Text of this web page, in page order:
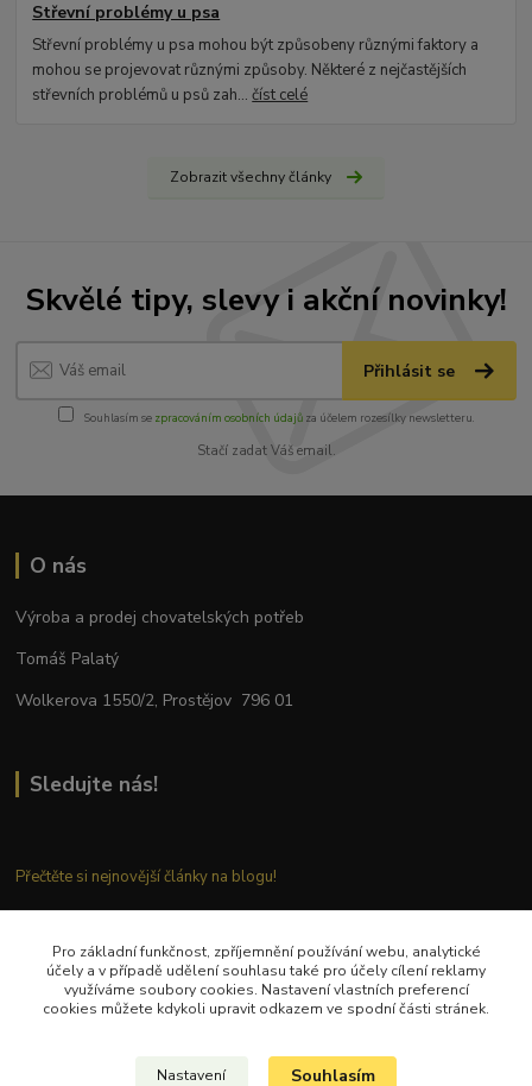
Střevní problémy u psa
Střevní problémy u psa mohou být způsobeny různými faktory a
mohou se projevovat různými způsoby. Některé z nejčastějších
střevních problémů u psů zah...číst celé
Zobrazit všechny články
Skvělé tipy, slevy i akční novinky!
Přihlásit se
Souhlasím se zpracováním osobních údajůza účelem rozesílky newsletteru.
Stačí zadat Váš email.
O nás
Výroba a prodej chovatelských potřeb
Tomáš Palatý
Wolkerova 1550/2, Prostějov 796 01
Sledujte nás!
Přečtěte si nejnovější články na blogu!
Kontaktujte nás
Tel.: + 420 777 282 683
Pro základní funkčnost, zpříjemnění používání webu, analytické
účely a v případě udělení souhlasu také pro účely cílení reklamy
využíváme soubory cookies. Nastavení vlastních preferencí
cookies můžete kdykoli upravit odkazem ve spodní části stránek.
Nastavení Souhlasím